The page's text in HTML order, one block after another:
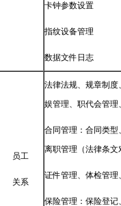
卡钟参数设置
指纹设备管理
数据文件日志
员工
关系
法律法规、规章制
娱管理、职代会管理
合同管理：合同类
离职管理（法律条
证件管理、体检管理
保险管理：保险登